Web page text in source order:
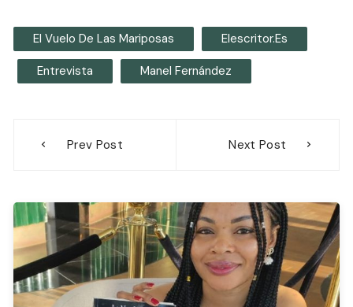
El Vuelo De Las Mariposas Elescritor.es
Entrevista Manel Fernández
Prev Post Next Post